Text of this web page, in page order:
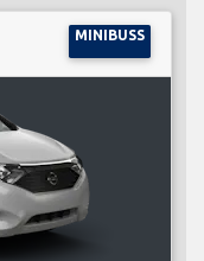
MINIBUSS